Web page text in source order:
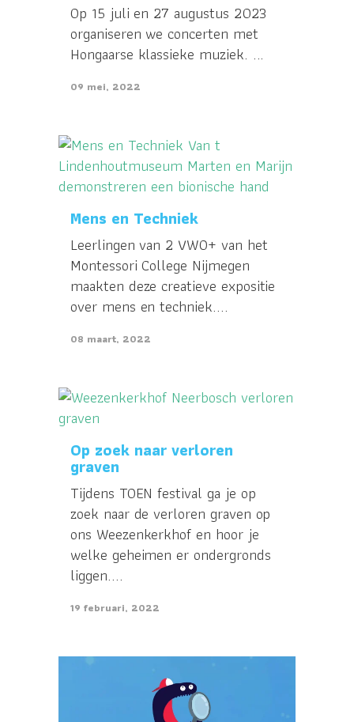
Op 15 juli en 27 augustus 2023
organiseren we concerten met
Hongaarse klassieke muziek. ...
09 mei, 2022
Mens en Techniek
Leerlingen van 2 VWO+ van het
Montessori College Nijmegen
maakten deze creatieve expositie
over mens en techniek....
08 maart, 2022
Op zoek naar verloren
graven
Tijdens TOEN festival ga je op
zoek naar de verloren graven op
ons Weezenkerkhof en hoor je
welke geheimen er ondergronds
liggen....
19 februari, 2022